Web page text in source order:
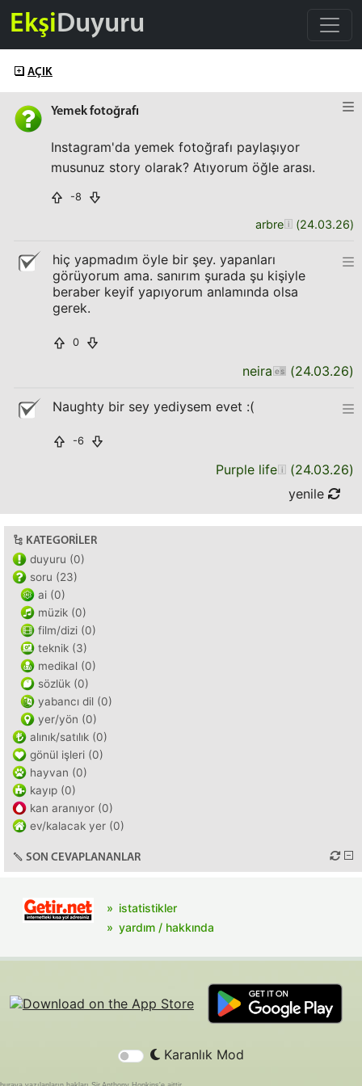
EkşiDuyuru
AÇIK
Yemek fotoğrafı
Instagram'da yemek fotoğrafı paylaşıyor
musunuz story olarak? Atıyorum öğle arası.
-8
arbre (24.03.26)
hiç yapmadım öyle bir şey. yapanları
görüyorum ama. sanırım şurada şu kişiyle
beraber keyif yapıyorum anlamında olsa
gerek.
0
neira (24.03.26)
Naughty bir sey yediysem evet :(
-6
Purple life (24.03.26)
yenile
KATEGORILER
duyuru (0)
soru (23)
ai (0)
müzik (0)
film/dizi (0)
teknik (3)
medikal (0)
sözlük (0)
yabancı dil (0)
yer/yön (0)
alınık/satılık (0)
gönül işleri (0)
hayvan (0)
kayıp (0)
kan aranıyor (0)
ev/kalacak yer (0)
SON CEVAPLANANLAR
istatistikler
yardım / hakkında
Karanlık Mod